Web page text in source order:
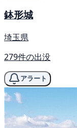
鉢形城
埼玉県
279件の出没
アラート